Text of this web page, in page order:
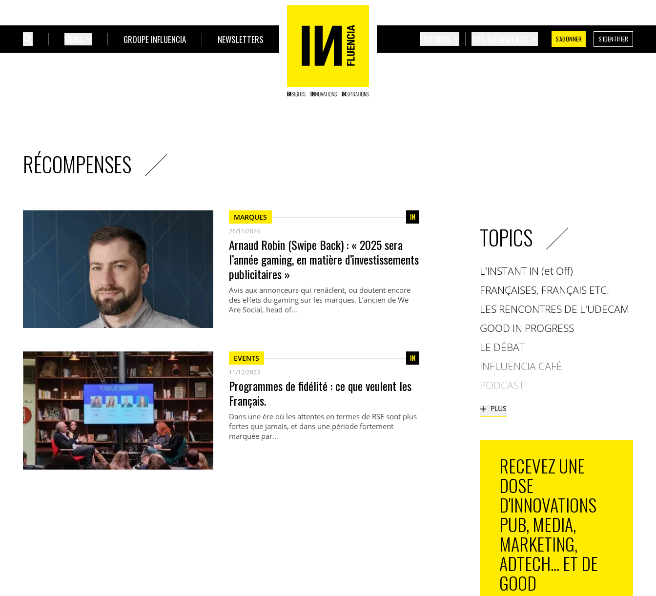
GROUPE INFLUENCIA NEWSLETTERS S'ABONNER S'IDENTIFIER
RÉCOMPENSES
MARQUES
26/11/2024
Arnaud Robin (Swipe Back) : « 2025 sera
l’année gaming, en matière d’investissements
publicitaires »
Avis aux annonceurs qui renâclent, ou doutent encore
des effets du gaming sur les marques. L’ancien de We
Are Social, head of…
EVENTS
11/12/2023
Programmes de fidélité : ce que veulent les
Français.
Dans une ère où les attentes en termes de RSE sont plus
fortes que jamais, et dans une période fortement
marquée par…
TOPICS
L'INSTANT IN (et Off)
FRANÇAISES, FRANÇAIS ETC.
LES RENCONTRES DE L'UDECAM
GOOD IN PROGRESS
LE DÉBAT
INFLUENCIA CAFÉ
PODCAST
+ PLUS
RECEVEZ UNE
DOSE
D'INNOVATIONS
PUB, MEDIA,
MARKETING,
ADTECH... ET DE
GOOD